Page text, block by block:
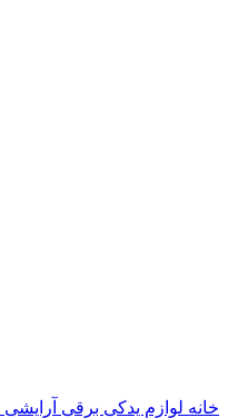
خانه لوازم یدکی برقی آرایشی